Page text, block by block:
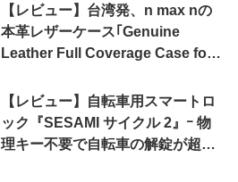
【レビュー】台湾発、n max nの
本革レザーケース｢Genuine
Leather Full Coverage Case for
【レビュー】自転車用スマートロ
ック『SESAMI サイクル 2』ｰ 物
理キー不要で自転車の解錠が超簡